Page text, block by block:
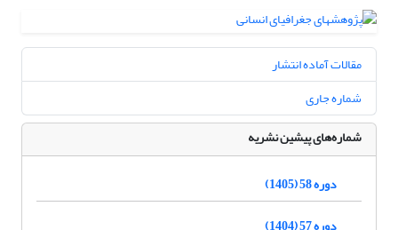
مقالات آماده انتشار
شماره جاری
شماره‌های پیشین نشریه
دوره 58 (1405)